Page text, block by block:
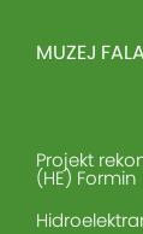
MUZEJ FALA
Projekt
(HE) Formin